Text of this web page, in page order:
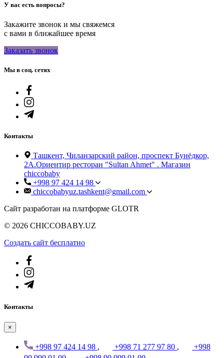
У вас есть вопросы?
Закажите звонок и мы свяжемся
с вами в ближайшее время
Заказать звонок
Мы в соц. сетях
Контакты
Ташкент, Чиланзарский район, проспект Бунёдкор,
2А.Ориентир ресторан "Sultan Ahmet" . Магазин
chiccobaby
+998 97 424 14 98
chiccobabyuz.tashkent@gmail.com
Сайт разработан на платформе GLOTR
© 2026 CHICCOBABY.UZ
Создать cайт бесплатно
Контакты
×
+998 97 424 14 98 , +998 71 277 97 80 ,
+998